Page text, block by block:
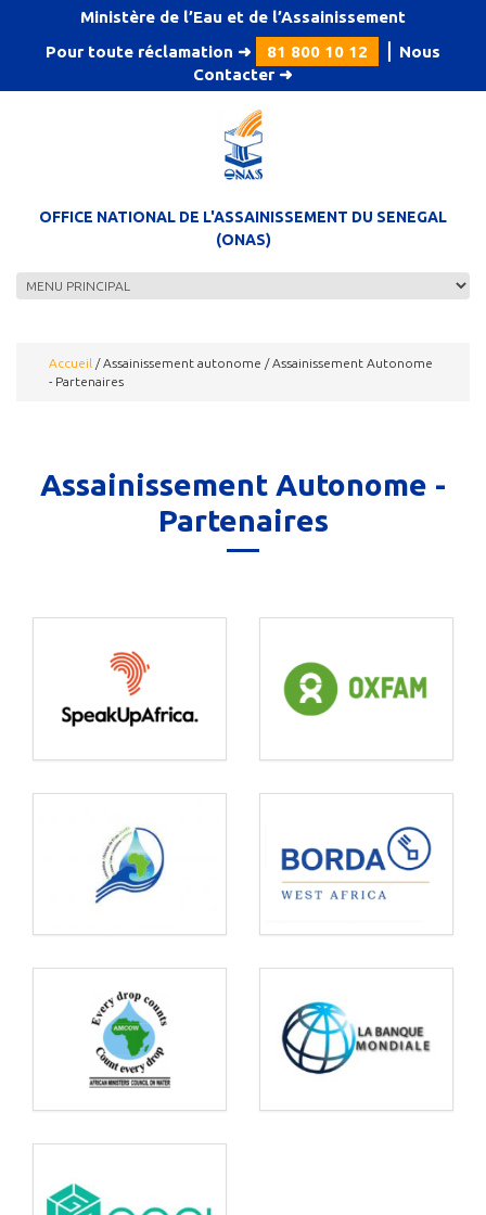
Aller au contenu principal
Ministère de l’Eau et de l’Assainissement
Pour toute réclamation ➜
81 800 10 12
Nous
Contacter ➜
OFFICE NATIONAL DE L'ASSAINISSEMENT DU SENEGAL
(ONAS)
Accueil / Assainissement autonome / Assainissement Autonome
- Partenaires
Assainissement Autonome -
Partenaires